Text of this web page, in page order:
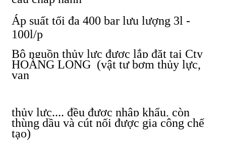
Áp suất tối đa 400 bar lưu lượng 3l -
100l/p
Bộ nguồn thủy lực được lắp đặt tại Cty
HOÀNG LONG (vật tư bơm thủy lực,
van
thủy lực.... đều được nhập khẩu, còn
thùng dầu và cút nối được gia công chế
tạo)